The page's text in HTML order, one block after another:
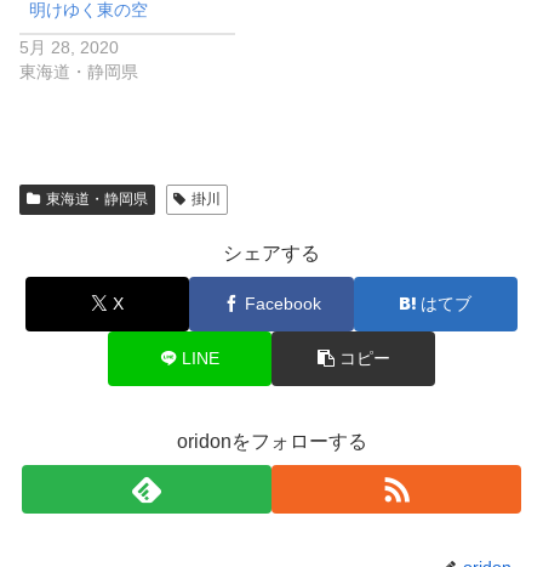
明けゆく東の空
5月 28, 2020
東海道・静岡県
東海道・静岡県 掛川
シェアする
X Facebook はてブ
LINE コピー
oridonをフォローする